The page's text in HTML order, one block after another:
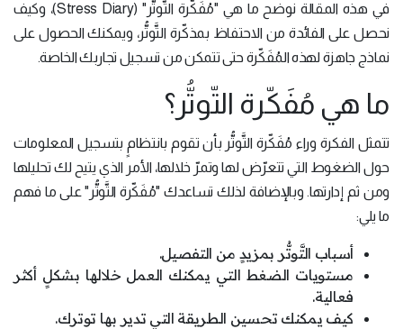
في هذه المقالة نوضح ما هي "مُفَكّرة التَّوتُّر" (Stress Diary)، وكيف
نحصل على الفائدة من الاحتفاظ بمذكّرة التَّوتُّر، ويمكنك الحصول على
نماذج جاهزة لهذه المُفَكّرة حتى تتمكن من تسجيل تجاربك الخاصة.
ما هي مُفَكّرة التّوتُّر؟
تتمثل الفكرة وراء مُفَكّرة التَّوتُّر بأن تقوم بانتظامٍ بتسجيل المعلومات
حول الضغوط التي تتعرّض لها وتمرّ خلالها، الأمر الذي يتيح لك تحليلها
ومن ثم إدارتها. وبالإضافة لذلك تساعدك "مُفَكّرة التَّوتُّر" على ما فهم
ما يلي:
أسباب التَّوتُّر بمزيدٍ من التفصيل.
مستويات الضغط التي يمكنك العمل خلالها بشكلٍ أكثر
فعالية.
كيف يمكنك تحسين الطريقة التي تدير بها توترك.